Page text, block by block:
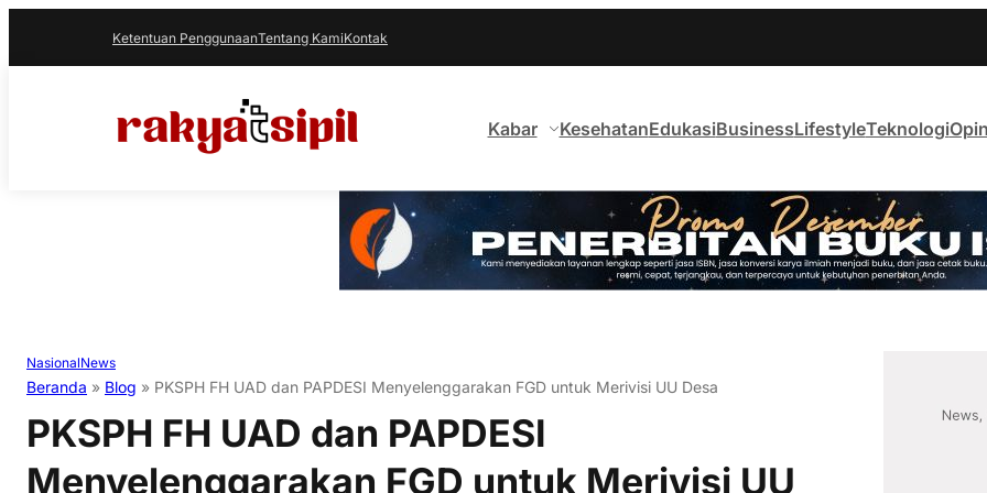
Ketentuan PenggunaanTentang KamiKontak
Kabar KesehatanEdukasiBusinessLifestyleTeknologi
NasionalNews
Beranda » Blog » PKSPH FH UAD dan PAPDESI Menyelenggarakan FGD untuk Merivisi UU Desa
PKSPH FH UAD dan PAPDESI
Menyelenggarakan FGD untuk Merivisi UU